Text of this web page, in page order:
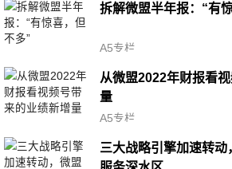
拆解微盟半年报：“有
A5专栏
从微盟2022年财报看
量
A5专栏
三大战略引擎加速转